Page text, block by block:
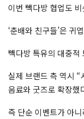
이번 빽다방 협업도
‘춘배와 친구들’은 귀
빽다방 특유의 대중적
실제 브랜드 측 역시
음료와 굿즈로 확장했
즉 단순 이벤트가 아